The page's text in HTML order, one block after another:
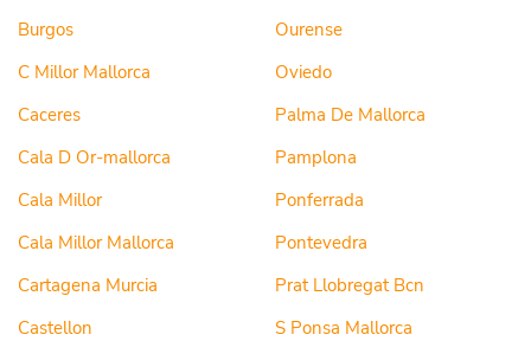
Burgos
C Millor Mallorca
Caceres
Cala D Or-mallorca
Cala Millor
Cala Millor Mallorca
Cartagena Murcia
Castellon
Ourense
Oviedo
Palma De Mallorca
Pamplona
Ponferrada
Pontevedra
Prat Llobregat Bcn
S Ponsa Mallorca